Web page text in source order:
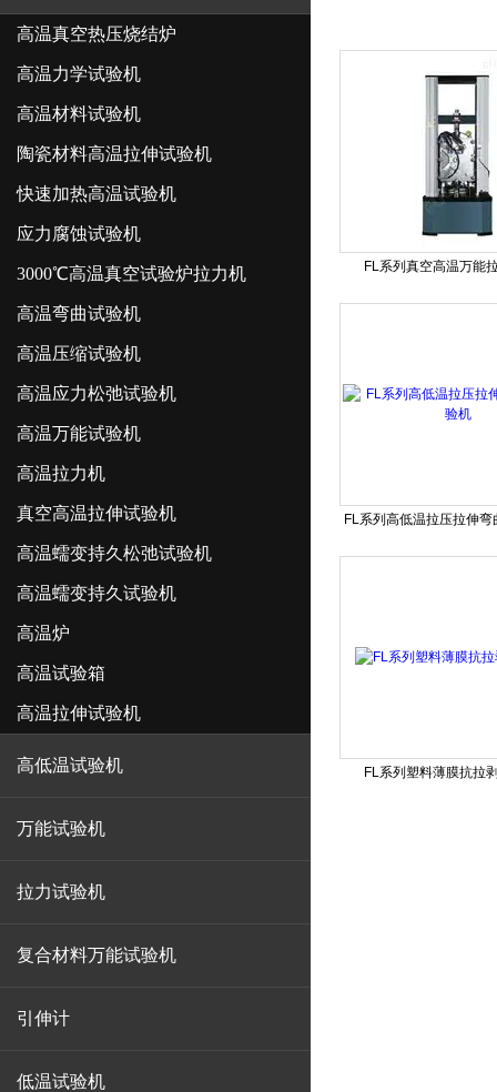
高温真空热压烧结炉
高温力学试验机
高温材料试验机
陶瓷材料高温拉伸试验机
快速加热高温试验机
应力腐蚀试验机
3000℃高温真空试验炉拉力机
高温弯曲试验机
高温压缩试验机
高温应力松弛试验机
高温万能试验机
高温拉力机
真空高温拉伸试验机
高温蠕变持久松弛试验机
高温蠕变持久试验机
高温炉
高温试验箱
高温拉伸试验机
高低温试验机
万能试验机
拉力试验机
复合材料万能试验机
引伸计
低温试验机
FL系列真空高温万能
FL系列高低温拉压拉伸弯
FL系列塑料薄膜抗拉